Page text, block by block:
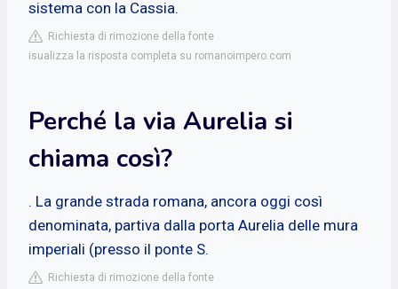
sistema con la Cassia.
Richiesta di rimozione della fonte
isualizza la risposta completa su romanoimpero.com
Perché la via Aurelia si
chiama così?
. La grande strada romana, ancora oggi così
denominata, partiva dalla porta Aurelia delle mura
imperiali (presso il ponte S.
Richiesta di rimozione della fonte